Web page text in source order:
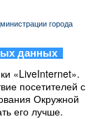
города
данных
«LiveInternet».
посетителей с
Окружной
его лучше.